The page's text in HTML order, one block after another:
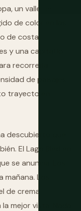
un valle de río
de color en las
de costa
y una capital lo
recorrerla
de paisajes
trayecto en
descubierto que
El Lago Bled en
se anuncia. Los
Los
de crema
mejor vista. Nada